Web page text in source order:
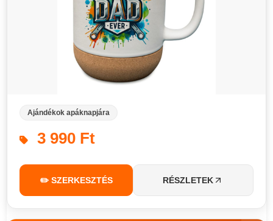
Ajándékok apáknapjára
3 990 Ft
✏️ SZERKESZTÉS RÉSZLETEK